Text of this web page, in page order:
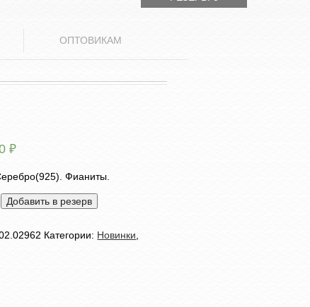
ОПТОВИКАМ
₽
Фианиты.
Добавить в резерв
Категории: Новинки